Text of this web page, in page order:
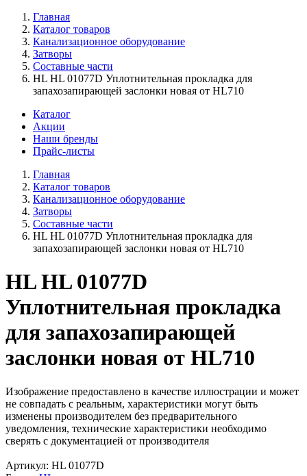
Главная
Каталог товаров
Канализационное оборудование
Затворы
Составные части
HL HL 01077D Уплотнительная прокладка для
запахозапирающей заслонки новая от HL710
Каталог
Акции
Наши бренды
Прайс-листы
Главная
Каталог товаров
Канализационное оборудование
Затворы
Составные части
HL HL 01077D Уплотнительная прокладка для
запахозапирающей заслонки новая от HL710
HL HL 01077D
Уплотнительная прокладка
для запахозапирающей
заслонки новая от HL710
Изображение предоставлено в качестве иллюстрации и может
не совпадать с реальным, характеристики могут быть
изменены производителем без предварительного
уведомления, технические характеристики необходимо
сверять с документацией от производителя
Артикул: HL 01077D